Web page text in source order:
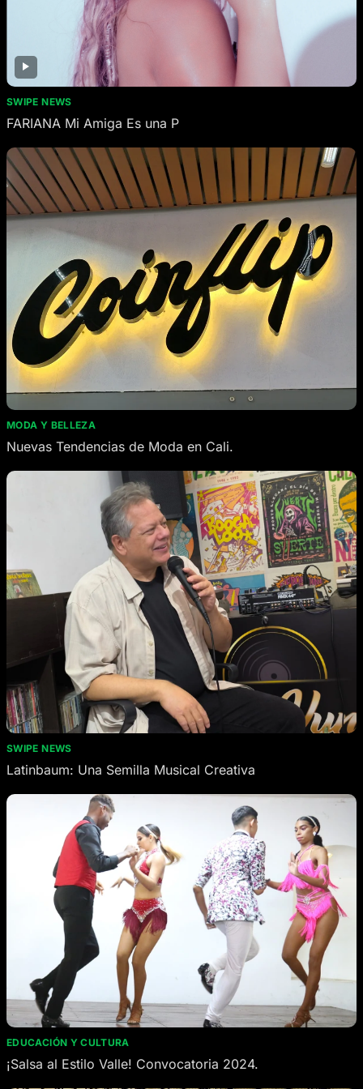
SWIPE NEWS
FARIANA Mi Amiga Es una P
MODA Y BELLEZA
Nuevas Tendencias de Moda en Cali.
SWIPE NEWS
Latinbaum: Una Semilla Musical Creativa
EDUCACIÓN Y CULTURA
¡Salsa al Estilo Valle! Convocatoria 2024.